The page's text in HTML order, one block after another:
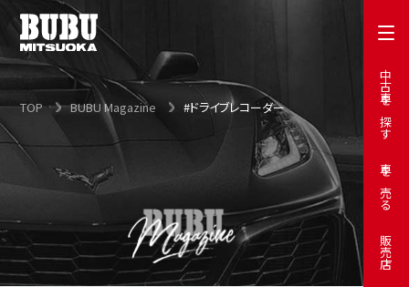
中古車を探す
車を売る
販売店
TOP BUBU Magazine #ドライブレコーダー